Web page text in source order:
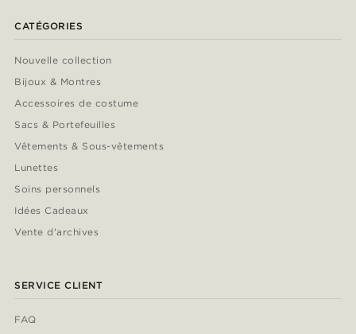
CATÉGORIES
Nouvelle collection
Bijoux & Montres
Accessoires de costume
Sacs & Portefeuilles
Vêtements & Sous-vêtements
Lunettes
Soins personnels
Idées Cadeaux
Vente d'archives
SERVICE CLIENT
FAQ